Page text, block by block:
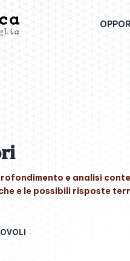
e analisi
e le possibili risposte